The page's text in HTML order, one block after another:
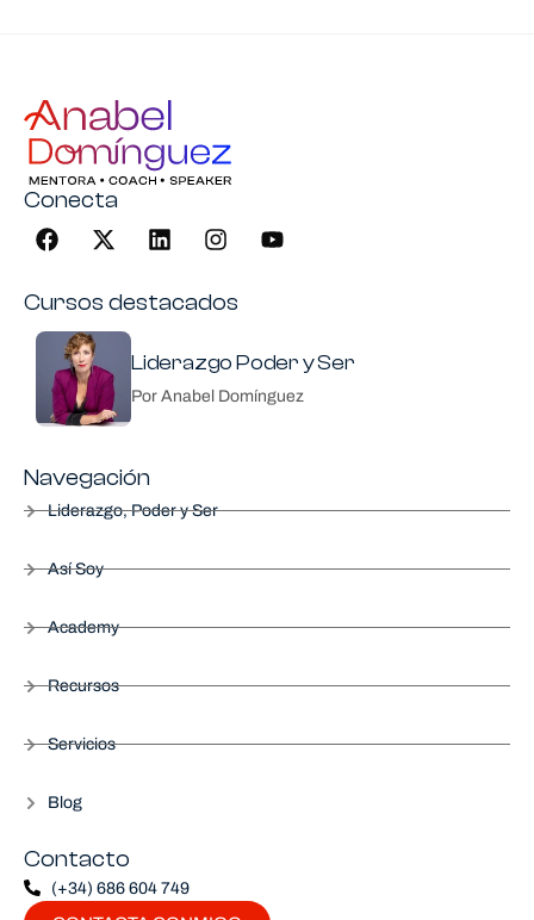
Conecta
Cursos destacados
Liderazgo Poder y Ser
Por Anabel Domínguez
Navegación
Liderazgo, Poder y Ser
Así Soy
Academy
Recursos
Servicios
Blog
Contacto
(+34) 686 604 749